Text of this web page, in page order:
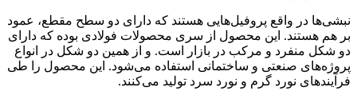
نبشی‌ها در واقع پروفیل‌هایی هستند که دارای دو سطح مقطع، عمود
بر هم هستند. این محصول از سری محصولات فولادی بوده که دارای
دو شکل منفرد و مرکب در بازار است. و از همین دو شکل در انواع
پروژه‌های صنعتی و ساختمانی استفاده می‌شود. این محصول را طی
فرآیندهای نورد گرم و نورد سرد تولید ‌می‌کنند.